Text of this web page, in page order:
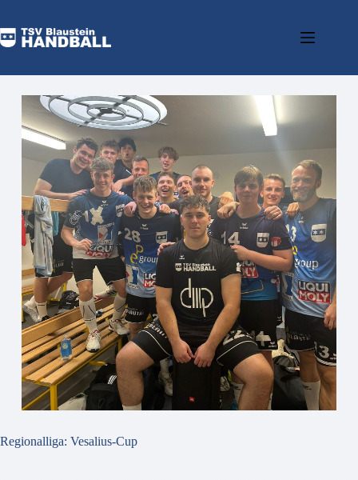
Regionalliga: Vesalius-Cup